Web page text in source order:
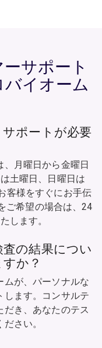
サポート
イオーム
ポートが必要
月曜日から金曜日
土曜日、日曜日は
客様をすぐにお手伝
ご希望の場合は、24
します。
の結果につい
か？
ムが、パーソナルな
します。コンサルテ
だき、あなたのテス
さい。